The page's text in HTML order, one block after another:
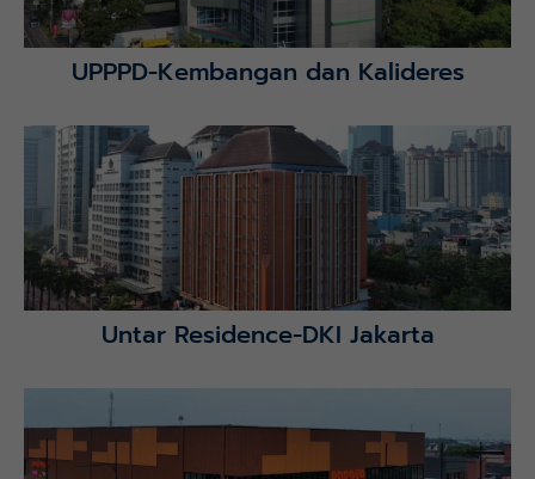
UPPPD-Kembangan dan Kalideres
Lihat Detail Proyek
Untar Residence-DKI Jakarta
Lihat Detail Proyek